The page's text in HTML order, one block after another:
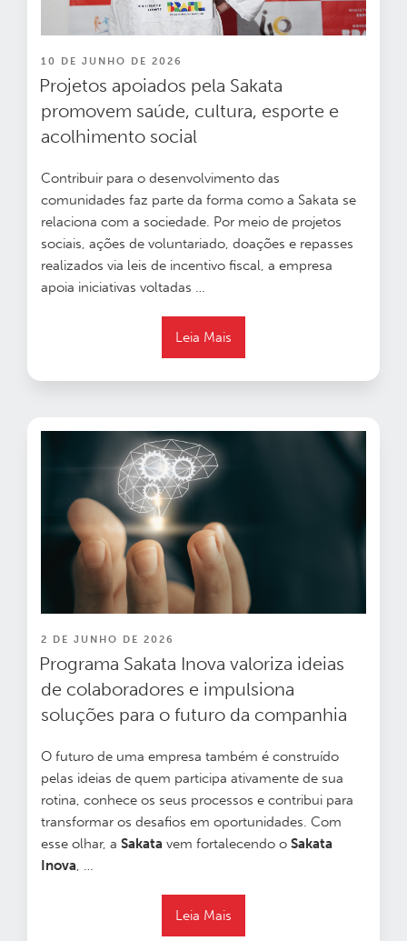
PUBLICADO
EM
10 DE JUNHO DE 2026
Projetos apoiados pela Sakata
promovem saúde, cultura, esporte e
acolhimento social
Contribuir para o desenvolvimento das
comunidades faz parte da forma como a Sakata se
relaciona com a sociedade. Por meio de projetos
sociais, ações de voluntariado, doações e repasses
realizados via leis de incentivo fiscal, a empresa
apoia iniciativas voltadas …
Leia Mais
PUBLICADO
EM
2 DE JUNHO DE 2026
Programa Sakata Inova valoriza ideias
de colaboradores e impulsiona
soluções para o futuro da companhia
O futuro de uma empresa também é construído
pelas ideias de quem participa ativamente de sua
rotina, conhece os seus processos e contribui para
transformar os desafios em oportunidades. Com
esse olhar, a Sakata vem fortalecendo o Sakata
Inova, …
Leia Mais